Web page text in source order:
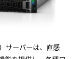
サーバーは、直感